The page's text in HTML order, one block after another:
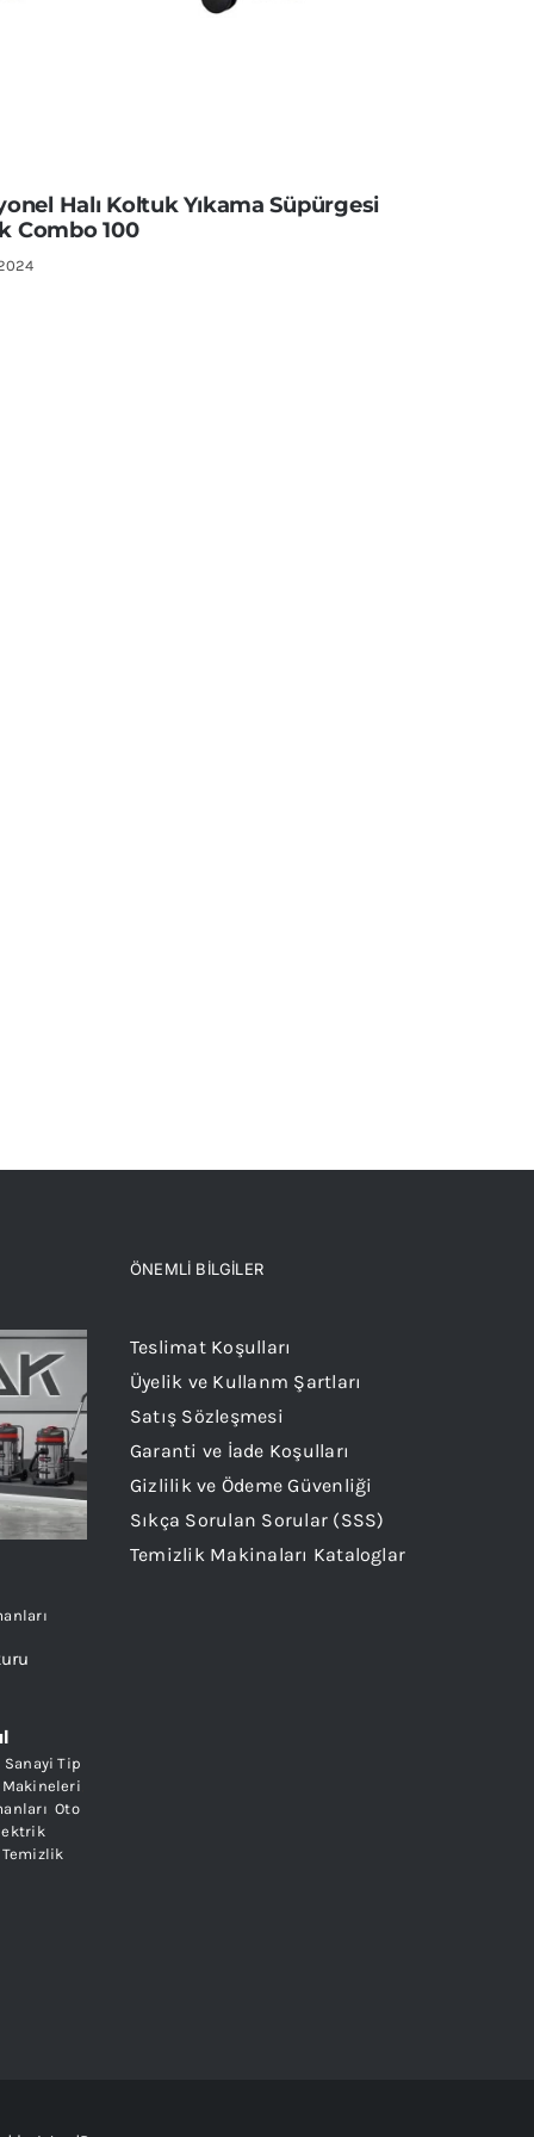
Halı Koltuk Yıkama Süpürgesi
Combo 100
Tip
Makineleri
,Oto
Temizlik
ÖNEMLİ BİLGİLER
Teslimat Koşulları
Üyelik ve Kullanm Şartları
Satış Sözleşmesi
Garanti ve İade Koşulları
Gizlilik ve Ödeme Güvenliği
Sıkça Sorulan Sorular (SSS)
Temizlik Makinaları Kataloglar